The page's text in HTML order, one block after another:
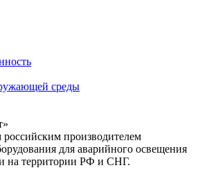
среды
производителем
для аварийного освещения
на территории РФ и СНГ.